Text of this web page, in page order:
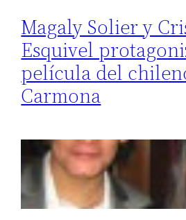
Magaly Solier y
Esquivel
película del
Carmona